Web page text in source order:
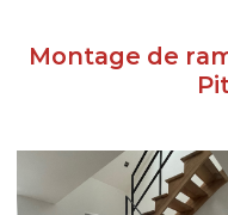
Montage de